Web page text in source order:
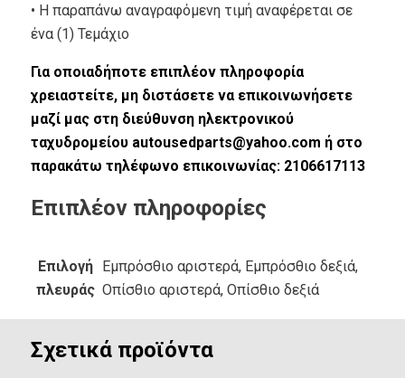
• Η παραπάνω αναγραφόμενη τιμή αναφέρεται σε
ένα (1) Τεμάχιο
Για οποιαδήποτε επιπλέον πληροφορία
χρειαστείτε, μη διστάσετε να επικοινωνήσετε
μαζί μας στη διεύθυνση ηλεκτρονικού
ταχυδρομείου autousedparts@yahoo.com ή στο
παρακάτω τηλέφωνο επικοινωνίας: 2106617113
Επιπλέον πληροφορίες
Επιλογή
πλευράς
Εμπρόσθιο αριστερά, Εμπρόσθιο δεξιά,
Οπίσθιο αριστερά, Οπίσθιο δεξιά
Σχετικά προϊόντα